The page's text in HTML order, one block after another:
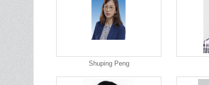
Shuping Peng